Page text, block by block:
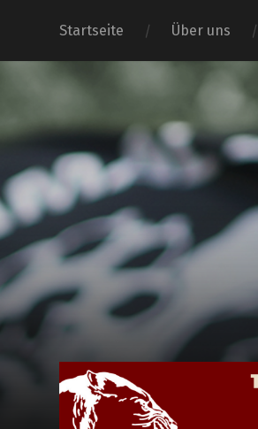
Startseite Über uns